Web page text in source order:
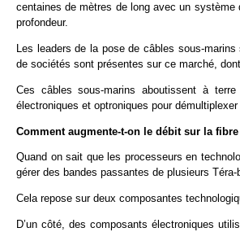
centaines de mètres de long avec un système
profondeur.
Les leaders de la pose de câbles sous-
de sociétés sont présentes sur ce marché,
Ces câbles sous-marins aboutissent à
électroniques et optroniques pour
Comment augmente-t-on le débit sur la
Quand on sait que les processeurs en
gérer des bandes passantes de plusieurs
Cela repose sur deux composantes
D’un côté, des composants électroniques